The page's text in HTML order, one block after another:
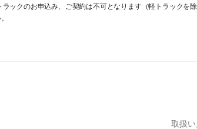
ックのお申込み、ご契約は不可となります（軽トラック
取扱